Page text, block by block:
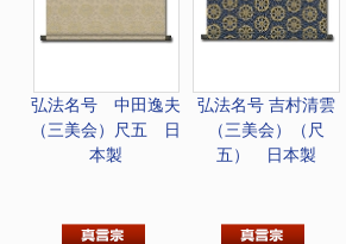
弘法名号 中田逸夫
（三美会）尺五 日
本製
弘法名号 吉村清雲
（三美会）（尺
五） 日本製